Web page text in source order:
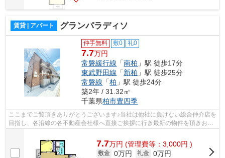
賃貸 | アパート グランパラディソ
仲手無料 敷0 礼0
7.7万円
常磐緩行線 「南柏 」駅 徒歩17分
東武野田線 「新柏 」駅 徒歩25分
常磐線 「柏 」駅 徒歩24分
築2年 / 31.32㎡
千葉県柏市豊四季
ここまでご覧頂きありがとうございます♪当社は他社に負けない総合仲介店を
目指し、各沿線の各不動産会社様へ直接ご挨拶に行き最新の物件を頂きお客
7.7万円 (管理費等：3,000円 )
敷金 0万円 礼金 0万円